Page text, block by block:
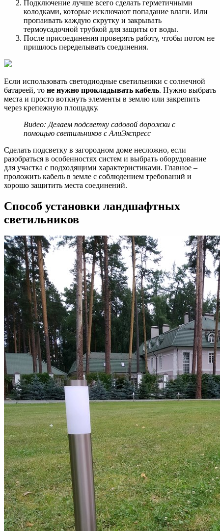
Подключение лучше всего сделать герметичными
колодками, которые исключают попадание влаги. Или
пропаивать каждую скрутку и закрывать
термоусадочной трубкой для защиты от воды.
После присоединения проверять работу, чтобы потом не
пришлось переделывать соединения.
Если использовать светодиодные светильники с солнечной
батареей, то не нужно прокладывать кабель. Нужно выбрать
места и просто воткнуть элементы в землю или закрепить
через крепежную площадку.
Видео: Делаем подсветку садовой дорожки с
помощью светильников с АлиЭкспресс
Сделать подсветку в загородном доме несложно, если
разобраться в особенностях систем и выбрать оборудование
для участка с подходящими характеристиками. Главное –
проложить кабель в земле с соблюдением требований и
хорошо защитить места соединений.
Способ установки ландшафтных
светильников